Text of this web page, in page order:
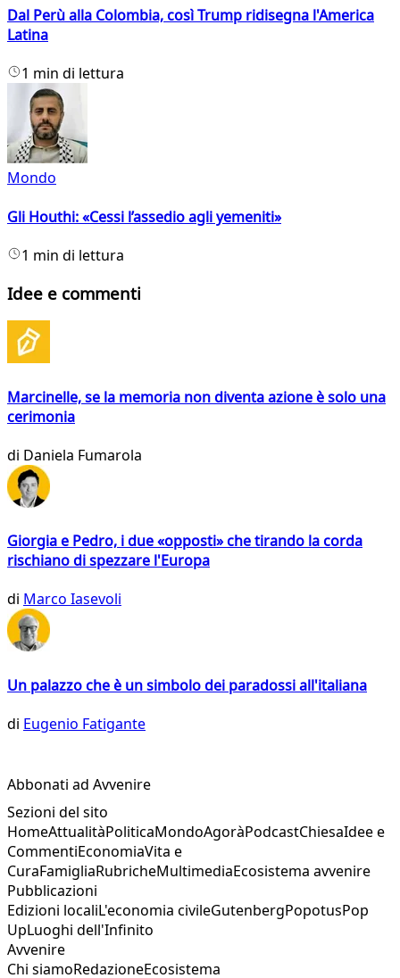
Dal Perù alla Colombia, così Trump ridisegna l'America
Latina
1 min di lettura
Mondo
Gli Houthi: «Cessi l’assedio agli yemeniti»
1 min di lettura
Idee e commenti
Marcinelle, se la memoria non diventa azione è solo una
cerimonia
di Daniela Fumarola
Giorgia e Pedro, i due «opposti» che tirando la corda
rischiano di spezzare l'Europa
di Marco Iasevoli
Un palazzo che è un simbolo dei paradossi all'italiana
di Eugenio Fatigante
Abbonati ad Avvenire
Sezioni del sito
HomeAttualitàPoliticaMondoAgoràPodcastChiesaIdee e
CommentiEconomiaVita e
CuraFamigliaRubricheMultimediaEcosistema avvenire
Pubblicazioni
Edizioni localiL'economia civileGutenbergPopotusPop
UpLuoghi dell'Infinito
Avvenire
Chi siamoRedazioneEcosistema